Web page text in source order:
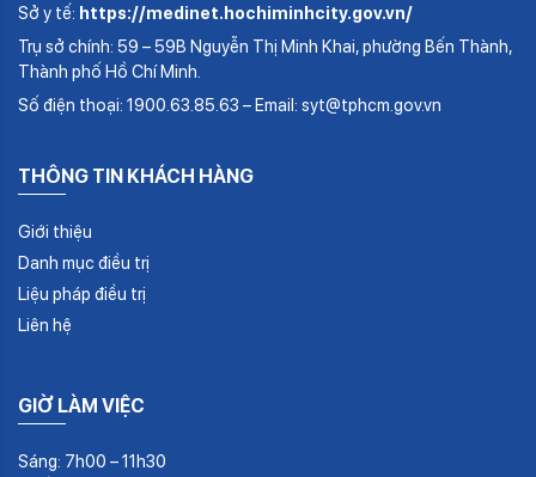
Sở y tế: https://medinet.hochiminhcity.gov.vn/
Trụ sở chính: 59 – 59B Nguyễn Thị Minh Khai, phường Bến Thành,
Thành phố Hồ Chí Minh.
Số điện thoại: 1900.63.85.63 – Email: syt@tphcm.gov.vn
THÔNG TIN KHÁCH HÀNG
Giới thiệu
Danh mục điều trị
Liệu pháp điều trị
Liên hệ
GIỜ LÀM VIỆC
Sáng: 7h00 – 11h30